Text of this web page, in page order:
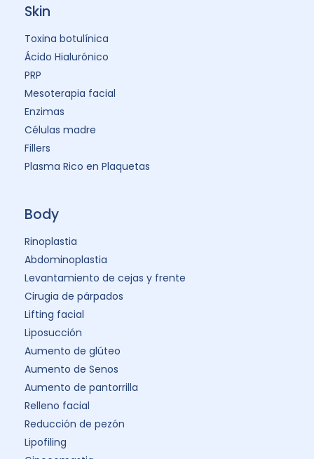
Skin
Toxina botulínica
Ácido Hialurónico
PRP
Mesoterapia facial
Enzimas
Células madre
Fillers
Plasma Rico en Plaquetas
Body
Rinoplastia
Abdominoplastia
Levantamiento de cejas y frente
Cirugia de párpados
Lifting facial
Liposucción
Aumento de glúteo
Aumento de Senos
Aumento de pantorrilla
Relleno facial
Reducción de pezón
Lipofiling